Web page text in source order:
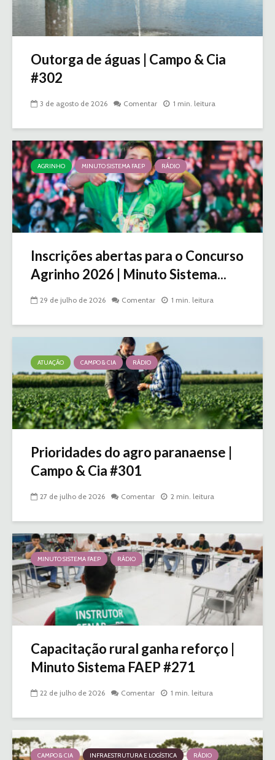
Outorga de águas | Campo & Cia
#302
3 de agosto de 2026 Comentar 1 min. leitura
AGRINHO MINUTO SISTEMA FAEP RÁDIO
Inscrições abertas para o Concurso
Agrinho 2026 | Minuto Sistema...
29 de julho de 2026 Comentar 1 min. leitura
ATUAÇÃO CAMPO & CIA RÁDIO
Prioridades do agro paranaense |
Campo & Cia #301
27 de julho de 2026 Comentar 2 min. leitura
MINUTO SISTEMA FAEP RÁDIO
Capacitação rural ganha reforço |
Minuto Sistema FAEP #271
22 de julho de 2026 Comentar 1 min. leitura
CAMPO & CIA INFRAESTRUTURA E LOGÍSTICA RÁDIO